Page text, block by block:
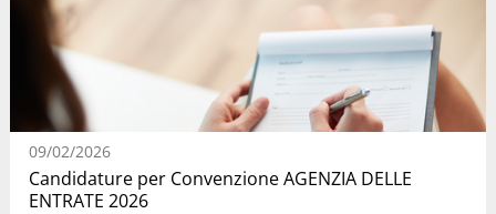
09/02/2026
Candidature per Convenzione AGENZIA DELLE
ENTRATE 2026